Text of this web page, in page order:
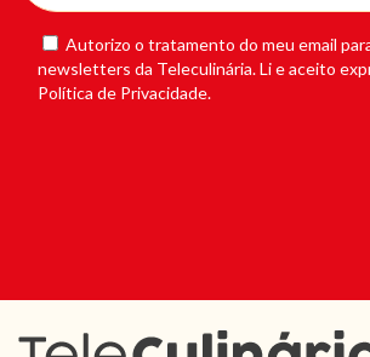
Autorizo o tratamento do meu email
newsletters da Teleculinária. Li e aceito
Política de Privacidade.